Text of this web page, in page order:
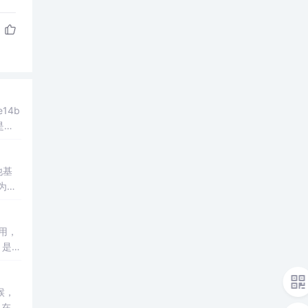
可
基
什
，
相